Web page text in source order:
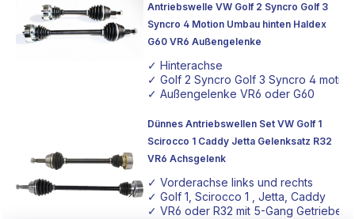
Antriebswelle VW Golf 2 Syncro Golf 3
Syncro 4 Motion Umbau hinten Haldex
G60 VR6 Außengelenke
✓ Hinterachse
✓ Golf 2 Syncro Golf 3 Syncro 4 motion
✓ Außengelenke VR6 oder G60
Dünnes Antriebswellen Set VW Golf 1
Scirocco 1 Caddy Jetta Gelenksatz R32
VR6 Achsgelenk
✓ Vorderachse links und rechts
✓ Golf 1, Scirocco 1 , Jetta, Caddy
✓ VR6 oder R32 mit 5-Gang Getriebe